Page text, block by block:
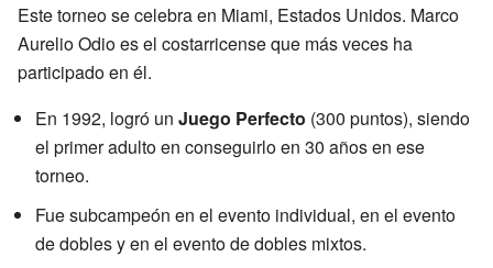
Este torneo se celebra en Miami, Estados Unidos. Marco
Aurelio Odio es el costarricense que más veces ha
participado en él.
En 1992, logró un Juego Perfecto (300 puntos), siendo
el primer adulto en conseguirlo en 30 años en ese
torneo.
Fue subcampeón en el evento individual, en el evento
de dobles y en el evento de dobles mixtos.